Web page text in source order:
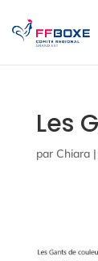
Les
par Chiara|